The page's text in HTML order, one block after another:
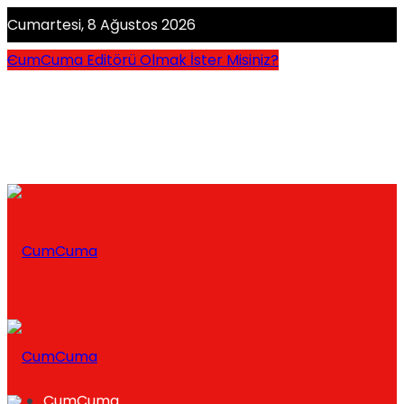
Cumartesi, 8 Ağustos 2026
CumCuma Editörü Olmak İster Misiniz?